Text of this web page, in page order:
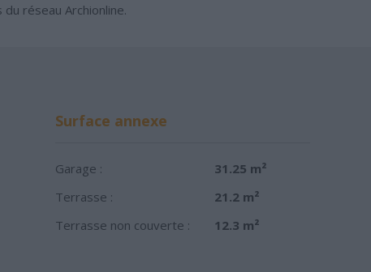
réseau Archionline.
Surface annexe
Garage :
31.25 m²
Terrasse :
21.2 m²
Terrasse non couverte :
12.3 m²